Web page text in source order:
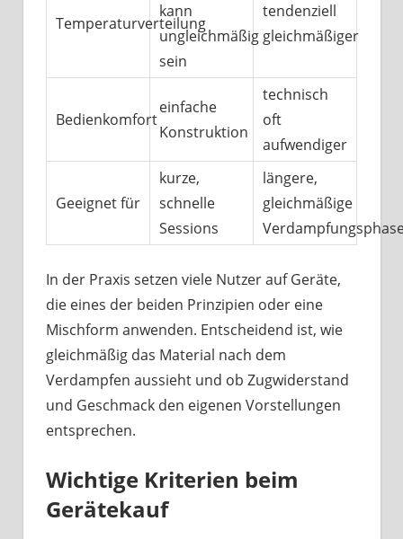
Temperaturverteilung
kann
ungleichmäßig
sein
tendenziell
gleichmäßiger
Bedienkomfort
einfache
Konstruktion
technisch
oft
aufwendiger
Geeignet für
kurze,
schnelle
Sessions
längere,
gleichmäßige
In der Praxis setzen viele Nutzer auf Geräte,
die eines der beiden Prinzipien oder eine
Mischform anwenden. Entscheidend ist, wie
gleichmäßig das Material nach dem
Verdampfen aussieht und ob Zugwiderstand
und Geschmack den eigenen Vorstellungen
entsprechen.
Wichtige Kriterien beim
Gerätekauf